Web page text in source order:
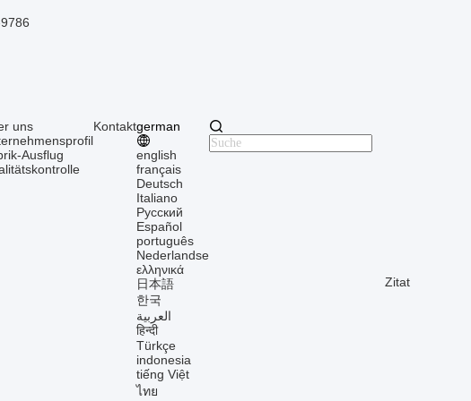
uns
Ausflug
Kontaktgerman
english
français
Deutsch
Italiano
Русский
Español
português
Nederlandse
ελληνικά
日本語
한국
العربية
हिन्दी
Türkçe
indonesia
tiếng Việt
ไทย
Zitat